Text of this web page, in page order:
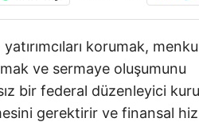
yatırımcıları korumak,
ve sermaye oluşumunu
bir federal düzenleyici
gerektirir ve finansal